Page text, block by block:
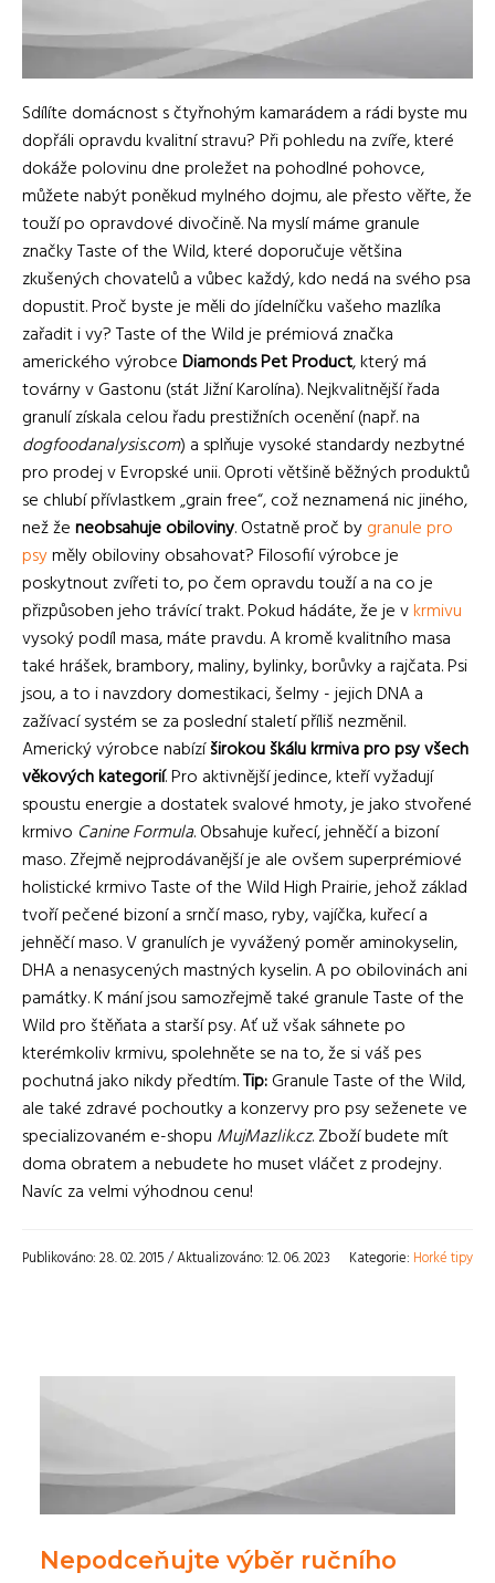
Sdílíte domácnost s čtyřnohým kamarádem a rádi byste mu
dopřáli opravdu kvalitní stravu? Při pohledu na zvíře, které
dokáže polovinu dne proležet na pohodlné pohovce,
můžete nabýt poněkud mylného dojmu, ale přesto věřte, že
touží po opravdové divočině. Na myslí máme granule
značky Taste of the Wild, které doporučuje většina
zkušených chovatelů a vůbec každý, kdo nedá na svého psa
dopustit. Proč byste je měli do jídelníčku vašeho mazlíka
zařadit i vy?Taste of the Wild je prémiová značka
amerického výrobceDiamonds Pet Product, který má
továrny v Gastonu (stát Jižní Karolína). Nejkvalitnější řada
granulí získala celou řadu prestižních ocenění (např. na
dogfoodanalysis.com) a splňuje vysoké standardy nezbytné
pro prodej v Evropské unii. Oproti většině běžných produktů
se chlubí přívlastkem „grain free“, což neznamená nic jiného,
než ženeobsahuje obiloviny. Ostatně proč bygranule pro
psyměly obiloviny obsahovat? Filosofií výrobce je
poskytnout zvířeti to, po čem opravdu touží a na co je
přizpůsoben jeho trávící trakt. Pokud hádáte, že je vkrmivu
vysoký podíl masa, máte pravdu. A kromě kvalitního masa
také hrášek, brambory, maliny, bylinky, borůvky a rajčata. Psi
jsou, a to i navzdory domestikaci, šelmy - jejich DNA a
zažívací systém se za poslední staletí příliš nezměnil.
Americký výrobce nabízíširokou škálu krmiva pro psy všech
věkových kategorií. Pro aktivnější jedince, kteří vyžadují
spoustu energie a dostatek svalové hmoty, je jako stvořené
krmivo Canine Formula. Obsahuje kuřecí, jehněčí a bizoní
maso. Zřejmě nejprodávanější je ale ovšem superprémiové
holistické krmivo Taste of the Wild High Prairie, jehož základ
tvoří pečené bizoní a srnčí maso, ryby, vajíčka, kuřecí a
jehněčí maso. V granulích je vyvážený poměr aminokyselin,
DHA a nenasycených mastných kyselin. A po obilovinách ani
památky. K mání jsou samozřejmě také granule Taste of the
Wild pro štěňata a starší psy. Ať už však sáhnete po
kterémkoliv krmivu, spolehněte se na to, že si váš pes
pochutná jako nikdy předtím.Tip:Granule Taste of the Wild,
ale také zdravé pochoutky a konzervy pro psy seženete ve
specializovaném e-shopu MujMazlik.cz. Zboží budete mít
doma obratem a nebudete ho muset vláčet z prodejny.
Navíc za velmi výhodnou cenu!
Publikováno: 28. 02. 2015 / Aktualizováno: 12. 06. 2023 Kategorie: Horké tipy
Nepodceňujte výběr ručního